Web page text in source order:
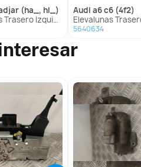
(ha_, hl_)
para Renault Kadjar (Ha_, Hl_)
audi a6 c6 (4f2)
Elevalunas Trasero Izquierdo para
5640634